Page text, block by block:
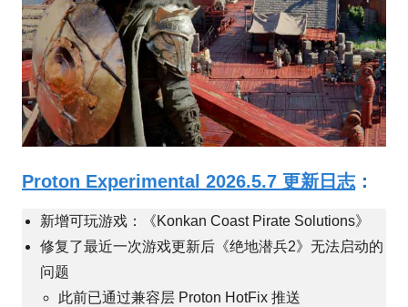
Proton Experimental 2026.5.7 更新日志 ：
新增可玩游戏：《Konkan Coast Pirate Solutions》
修复了最近一次游戏更新后《绝地潜兵2》无法启动的
问题
此前已通过兼容层 Proton HotFix 推送